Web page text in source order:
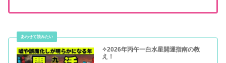
✧2026年丙午一白水星開運指南の教
え！